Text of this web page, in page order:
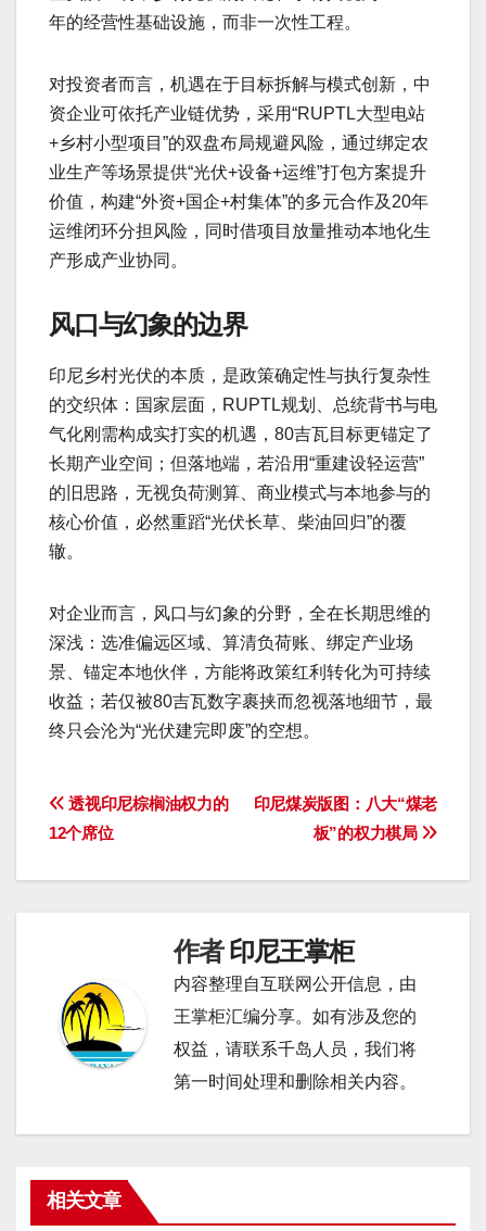
年的经营性基础设施，而非一次性工程。
对投资者而言，机遇在于目标拆解与模式创新，中
资企业可依托产业链优势，采用“RUPTL大型电站
+乡村小型项目”的双盘布局规避风险，通过绑定农
业生产等场景提供“光伏+设备+运维”打包方案提升
价值，构建“外资+国企+村集体”的多元合作及20年
运维闭环分担风险，同时借项目放量推动本地化生
产形成产业协同。
风口与幻象的边界
印尼乡村光伏的本质，是政策确定性与执行复杂性
的交织体：国家层面，RUPTL规划、总统背书与电
气化刚需构成实打实的机遇，80吉瓦目标更锚定了
长期产业空间；但落地端，若沿用“重建设轻运营”
的旧思路，无视负荷测算、商业模式与本地参与的
核心价值，必然重蹈“光伏长草、柴油回归”的覆
辙。
对企业而言，风口与幻象的分野，全在长期思维的
深浅：选准偏远区域、算清负荷账、绑定产业场
景、锚定本地伙伴，方能将政策红利转化为可持续
收益；若仅被80吉瓦数字裹挟而忽视落地细节，最
终只会沦为“光伏建完即废”的空想。
文
章
印尼煤炭版图：八大“煤老
板”的权力棋局
透视印尼棕榈油权力的
12个席位
作者印尼王掌柜
内容整理自互联网公开信息，由
王掌柜汇编分享。如有涉及您的
权益，请联系千岛人员，我们将
第一时间处理和删除相关内容。
相关文章